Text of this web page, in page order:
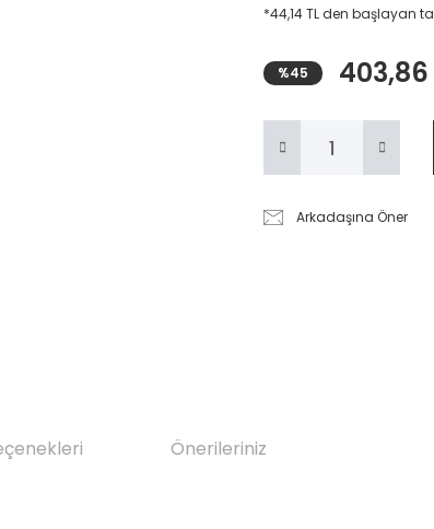
*44,14 TL den başlayan
%45 403,86
Arkadaşına Öner
Önerileriniz